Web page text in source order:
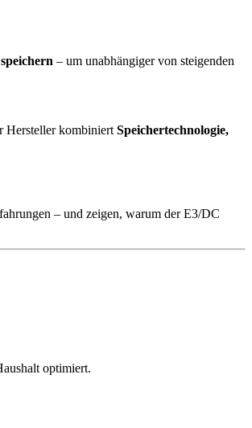
speichern – um unabhängiger von steigenden
Hersteller kombiniert Speichertechnologie,
– und zeigen, warum der E3/DC
optimiert.